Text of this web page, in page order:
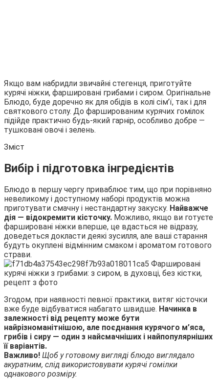
Якщо вам набридли звичайні стегенця, приготуйте
курячі ніжки, фаршировані грибами і сиром. Оригінальне
Блюдо, буде доречно як для обідів в колі сім’ї, так і для
святкового столу. До фаршированим курячих гомілок
підійде практично будь-який гарнір, особливо добре —
тушковані овочі і зелень.
Зміст
Вибір і підготовка інгредієнтів
Блюдо в першу чергу приваблює тим, що при порівняно
невеликому і доступному наборі продуктів можна
приготувати смачну і нестандартну закуску. Найважче
дія — відокремити кісточку. Можливо, якщо ви готуєте
фаршировані ніжки вперше, це вдасться не відразу,
доведеться докласти деякі зусилля, але ваші старання
будуть окуплені відмінним смаком і ароматом готового
страви.
Згодом, при наявності певної практики, витяг кісточки
вже буде відбуватися набагато швидше. Начинка в
залежності від рецепту може бути
найрізноманітнішою, але поєднання курячого м’яса,
грибів і сиру — один з найсмачніших і найпопулярніших
її варіантів.
Важливо! Щоб у готовому вигляді блюдо виглядало
акуратним, слід використовувати курячі гомілки
однакового розміру.